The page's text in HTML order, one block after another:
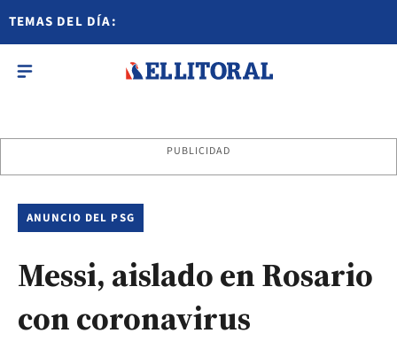
TEMAS DEL DÍA:
PUBLICIDAD
ANUNCIO DEL PSG
Messi, aislado en Rosario
con coronavirus